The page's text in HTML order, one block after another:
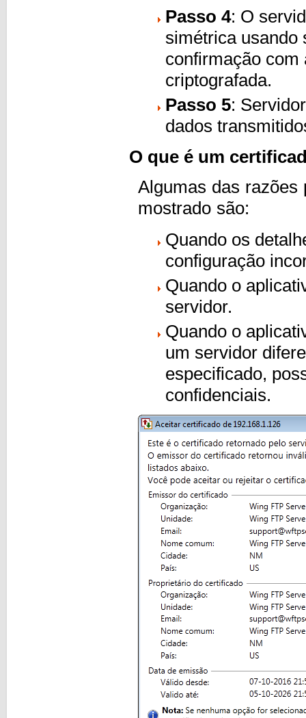
Passo 4: O
simétrica usando
confirmação com
criptografada.
Passo 5:
dados
O que é um
Algumas das razões
mostrado são:
Quando os
configuração
Quando o
servidor.
Quando o
um servidor
especificado,
confidenciais.